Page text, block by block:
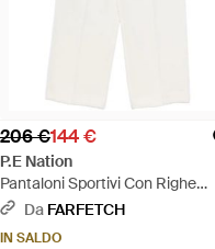
206 €144 €
P.E Nation
Pantaloni Sportivi Con Righe
Laterali - Bianco
Da FARFETCH
IN SALDO